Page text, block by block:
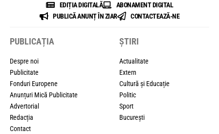
EDIȚIA DIGITALĂ
ABONAMENT DIGITAL
PUBLICĂ ANUNȚ ÎN ZIAR
CONTACTEAZĂ-NE
PUBLICAȚIA
Despre noi
Publicitate
Fonduri Europene
Anunțuri Mică Publicitate
Advertorial
Redacția
Contact
ȘTIRI
Actualitate
Extern
Cultură și Educație
Politic
Sport
București